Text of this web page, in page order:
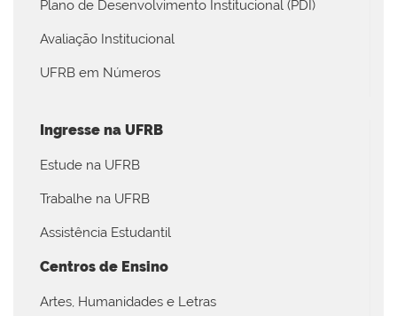
Plano de Desenvolvimento Institucional (PDI)
Avaliação Institucional
UFRB em Números
Ingresse na UFRB
Estude na UFRB
Trabalhe na UFRB
Assistência Estudantil
Centros de Ensino
Artes, Humanidades e Letras